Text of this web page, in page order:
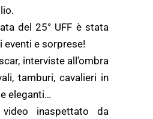
del 25° UFF è stata
eventi e sorprese!
interviste all’ombra
tamburi, cavalieri in
eleganti…
inaspettato da